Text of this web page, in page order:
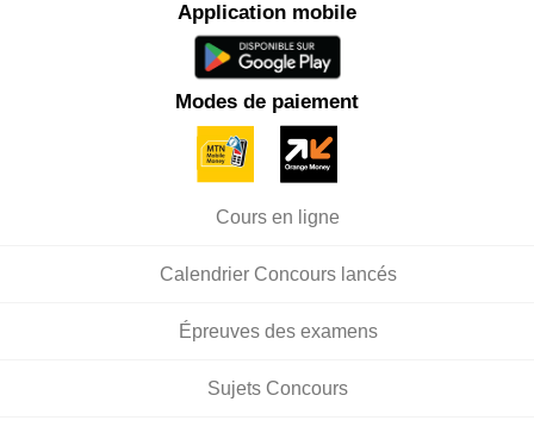
Application mobile
Modes de paiement
Cours en ligne
Calendrier Concours lancés
Épreuves des examens
Sujets Concours